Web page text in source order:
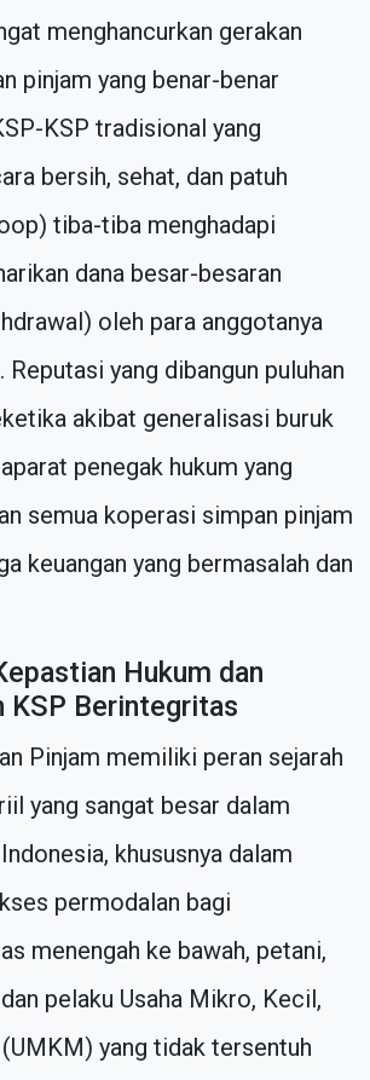
menghancurkan gerakan
pinjam yang benar-benar
KSP tradisional yang
bersih, sehat, dan patuh
tiba-tiba menghadapi
dana besar-besaran
oleh para anggotanya
Reputasi yang dibangun puluhan
akibat generalisasi buruk
penegak hukum yang
semua koperasi simpan pinjam
keuangan yang bermasalah dan
Hukum dan
KSP Berintegritas
Pinjam memiliki peran sejarah
yang sangat besar dalam
khususnya dalam
permodalan bagi
menengah ke bawah, petani,
pelaku Usaha Mikro, Kecil,
yang tidak tersentuh